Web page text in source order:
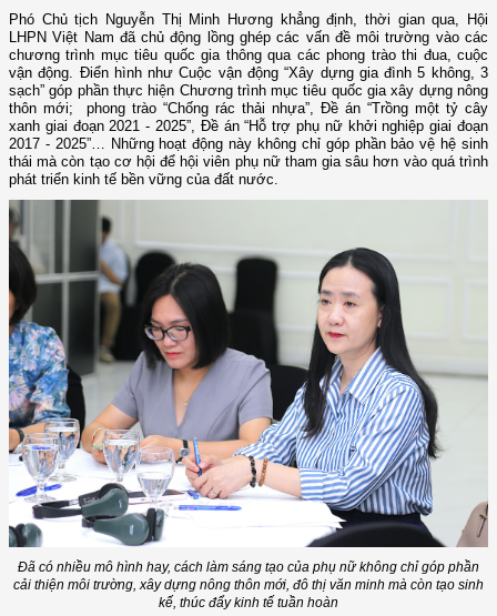
Phó Chủ tịch Nguyễn Thị Minh Hương khẳng định, thời gian qua, Hội
LHPN Việt Nam đã chủ động lồng ghép các vấn đề môi trường vào các
chương trình mục tiêu quốc gia thông qua các phong trào thi đua, cuộc
vận động. Điển hình như Cuộc vận động “Xây dựng gia đình 5 không, 3
sạch” góp phần thực hiện Chương trình mục tiêu quốc gia xây dựng nông
thôn mới; phong trào “Chống rác thải nhựa”, Đề án “Trồng một tỷ cây
xanh giai đoạn 2021 - 2025”, Đề án “Hỗ trợ phụ nữ khởi nghiệp giai đoạn
2017 - 2025”… Những hoạt động này không chỉ góp phần bảo vệ hệ sinh
thái mà còn tạo cơ hội để hội viên phụ nữ tham gia sâu hơn vào quá trình
phát triển kinh tế bền vững của đất nước.
Đã có nhiều mô hình hay, cách làm sáng tạo của phụ nữ không chỉ góp phần
cải thiện môi trường, xây dựng nông thôn mới, đô thị văn minh mà còn tạo sinh
kế, thúc đẩy kinh tế tuần hoàn